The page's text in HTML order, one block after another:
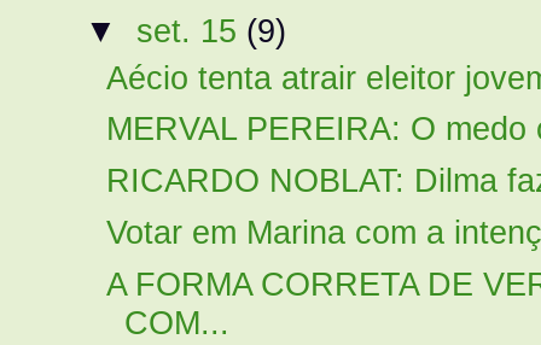
▼ set. 15 (9)
Aécio tenta atrair eleitor
MERVAL PEREIRA: O medo
RICARDO NOBLAT: Dilma
Votar em Marina com a
A FORMA CORRETA DE
COM...